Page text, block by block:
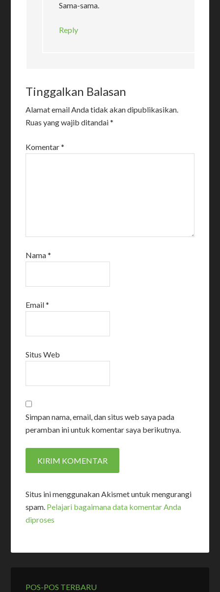
Sama-sama.
Reply
Tinggalkan Balasan
Alamat email Anda tidak akan dipublikasikan.
Ruas yang wajib ditandai*
Komentar*
Nama*
Email*
Situs Web
Simpan nama, email, dan situs web saya pada
peramban ini untuk komentar saya berikutnya.
Situs ini menggunakan Akismet untuk mengurangi
spam. Pelajari bagaimana data komentar Anda
diproses
POS-POS TERBARU